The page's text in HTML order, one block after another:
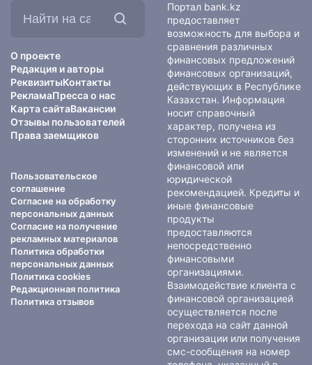
О проекте
Редакция и авторы
РеквизитыКонтакты
РекламаПресса о нас
Карта сайтаВакансии
Отзывы пользователей
Права заемщиков
Пользовательское
соглашение
Согласие на обработку
персональных данных
Согласие на получение
рекламных материалов
Политика обработки
персональных данных
Политика cookies
Редакционная политика
Политика отзывов
Портал bank.kz
предоставляет
возможность для выбора и
сравнения различных
финансовых предложений
финансовых организаций,
действующих в Республике
Казахстан. Информация
носит справочный
характер, получена из
сторонних источников без
изменений и не является
финансовой или
юридической
рекомендацией. Кредиты и
иные финансовые
продукты
предоставляются
непосредственно
финансовыми
организациями.
Взаимодействие клиента с
финансовой организацией
осуществляется после
перехода на сайт данной
организации или получения
смс-сообщения на номер